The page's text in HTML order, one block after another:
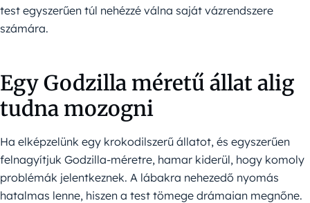
test egyszerűen túl nehézzé válna saját vázrendszere
számára.
Egy Godzilla méretű állat alig
tudna mozogni
Ha elképzelünk egy krokodilszerű állatot, és egyszerűen
felnagyítjuk Godzilla-méretre, hamar kiderül, hogy komoly
problémák jelentkeznek. A lábakra nehezedő nyomás
hatalmas lenne, hiszen a test tömege drámaian megnőne.